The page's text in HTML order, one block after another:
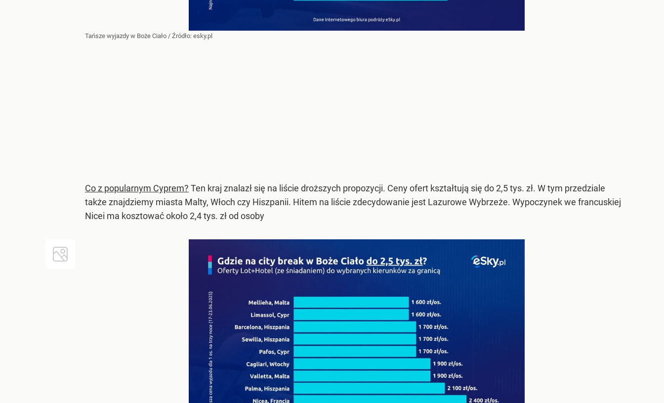
Tańsze wyjazdy w Boże Ciało / Źródło: esky.pl
Co z popularnym Cyprem? Ten kraj znalazł się na liście droższych propozycji. Ceny ofert kształtują się do 2,5 tys. zł. W tym przedziale
także znajdziemy miasta Malty, Włoch czy Hiszpanii. Hitem na liście zdecydowanie jest Lazurowe Wybrzeże. Wypoczynek we francuskiej
Nicei ma kosztować około 2,4 tys. zł od osoby